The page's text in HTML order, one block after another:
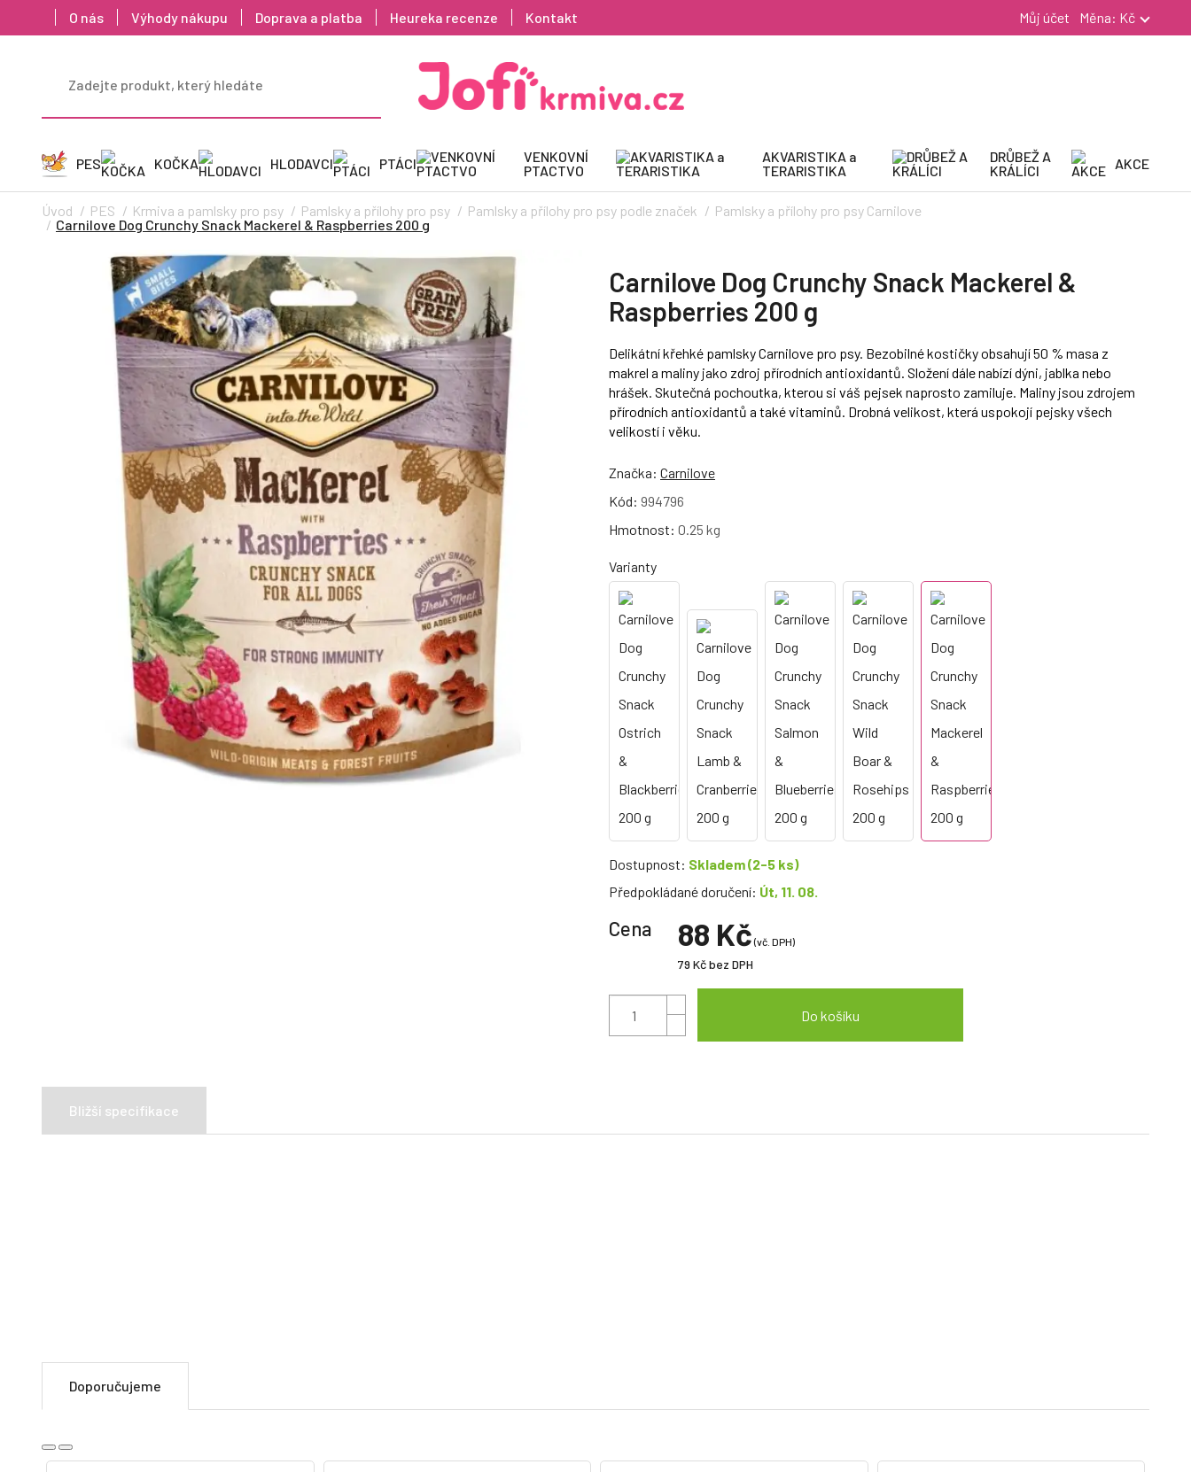
O nás Výhody nákupu Doprava a platba Heureka recenze Kontakt Můj účet Měna: Kč
PES KOČKA HLODAVCI PTÁCI
VENKOVNÍ
PTACTVO
AKVARISTIKA a
TERARISTIKA
DRŮBEŽ A
KRÁLÍCI
AKCE
Úvod PES Krmiva a pamlsky pro psy Pamlsky a přílohy pro psy Pamlsky a přílohy pro psy podle značek
Pamlsky a přílohy pro psy Carnilove
Carnilove Dog Crunchy Snack Mackerel & Raspberries 200 g
Carnilove Dog Crunchy Snack Mackerel &
Raspberries 200 g
Delikátní křehké pamlsky Carnilove pro psy. Bezobilné kostičky obsahují 50 % masa z
makrel a maliny jako zdroj přírodních antioxidantů. Složení dále nabízí dýni, jablka nebo
hrášek. Skutečná pochoutka, kterou si váš pejsek naprosto zamiluje. Maliny jsou zdrojem
přírodních antioxidantů a také vitaminů. Drobná velikost, která uspokojí pejsky všech
velikostí i věku.
Značka: Carnilove
Kód: 994796
Hmotnost: 0.25 kg
Varianty
Dostupnost: Skladem(2-5 ks)
Předpokládané doručení: Út, 11. 08.
Cena 88 Kč(vč. DPH)
79 Kčbez DPH
Do košíku
Bližší specifikace
Doporučujeme